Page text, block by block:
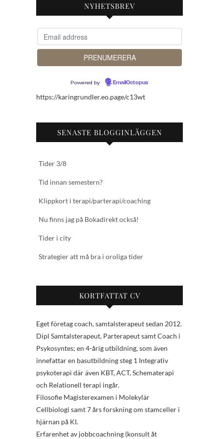
NYHETSBREV
Powered by EmailOctopus
https://karingrundler.eo.page/c13wt
SENASTE BLOGGINLÄGGEN
Tider 3/8
Tid innan semestern?
Klippkort i terapi/parterapi/coaching
Nu finns jag på Bokadirekt också!
Tider i city
Strategier att må bra i oroliga tider
KORTFATTAT CV
Eget företag coach, samtalsterapeut sedan 2012.
Dipl Samtalsterapeut, Parterapeut samt Coach i
Psykosyntes; en 4-årig utbildning, som även
innefattar en basutbildning steg 1 Integrativ
psykoterapi där även KBT, ACT, Schematerapi
och Relationell terapi ingår.
Filosofie Magisterexamen i Molekylär
Cellbiologi samt 7 års forskning om stamceller i
hjärnan på KI.
Erfarenhet av jobbcoachning (konsult åt